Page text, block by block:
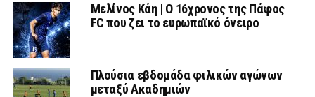
Μελίνος Κάη | Ο 16χρονος της Πάφος
FC που ζει το ευρωπαϊκό όνειρο
Πλούσια εβδομάδα φιλικών αγώνων
μεταξύ Ακαδημιών